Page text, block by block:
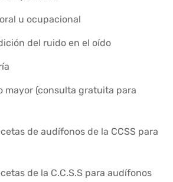
u ocupacional
del ruido en el oído
mayor (consulta gratuita para
de audífonos de la CCSS para
de la C.C.S.S para audífonos